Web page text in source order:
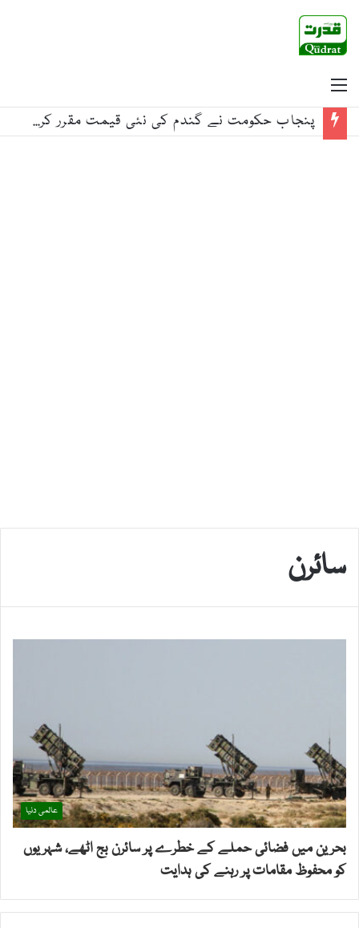
پنجاب حکومت نے گندم کی نئی قیمت مقرر کردی
سائرن
عالمی دنیا
بحرین میں فضائی حملے کے خطرے پر سائرن بج اٹھے، شہریوں
کو محفوظ مقامات پر رہنے کی ہدایت